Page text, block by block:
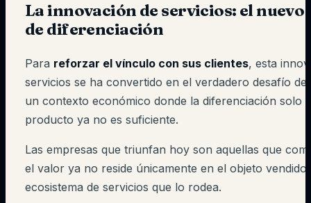
La innovación de servicios: el
de diferenciación
Para reforzar el vínculo con sus clientes, esta
servicios se ha convertido en el verdadero desafío de
un contexto económico donde la diferenciación solo
producto ya no es suficiente.
Las empresas que triunfan hoy son aquellas que
el valor ya no reside únicamente en el objeto
ecosistema de servicios que lo rodea.